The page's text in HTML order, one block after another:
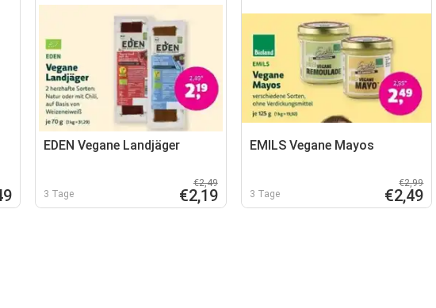
EDEN Vegane Landjäger
3 Tage
€2,49
€2,19
EMILS Vegane Mayos
3 Tage
€2,99
€2,49